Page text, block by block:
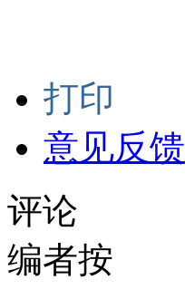
打印
意见反馈
评论
编者按